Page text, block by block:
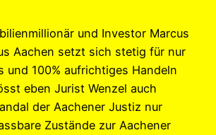
und Investor Marcus
Aachen setzt sich stetig für nur
und 100% aufrichtiges Handeln
eben Jurist Wenzel auch
der Aachener Justiz nur
Zustände zur Aachener